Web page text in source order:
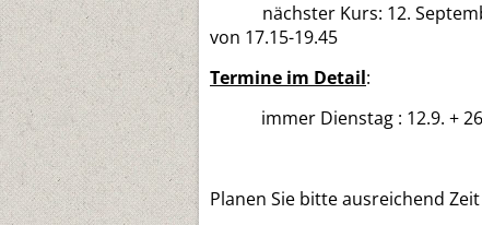
nächster Kurs: 12.
von 17.15-19.45
Termine im Detail:
immer Dienstag : 12.9. +
Planen Sie bitte